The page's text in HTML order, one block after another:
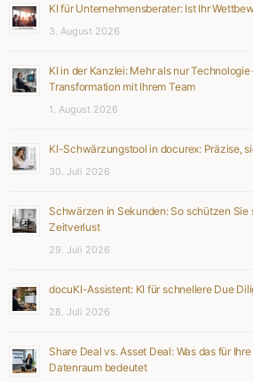
KI für Unternehmensberater: Ist Ihr
3. August 2026
KI in der Kanzlei: Mehr als nur
Transformation mit Ihrem Team
1. August 2026
KI-Schwärzungstool in docurex: Präzise,
30. Juli 2026
Schwärzen in Sekunden: So schützen Sie
Zeitverlust
29. Juli 2026
docuKI-Assistent: KI für schnellere Due
28. Juli 2026
Share Deal vs. Asset Deal: Was das für
Datenraum bedeutet